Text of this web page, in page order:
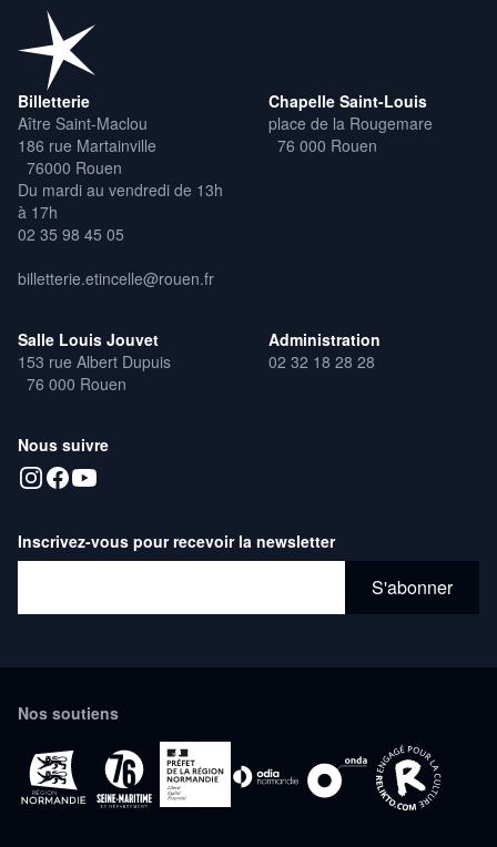
– Saison des Arts de la rue de Caen ; Chorège – CDCN Falaise
Normandie ; Art’R A Suivre Productions ; Théâtre de Châtillon.
Avec le soutien du Conseil départemental du Doubs, de la Ville
de Besançon et du Conseil général du Val d’Oise. Et en
complicité avec les services Culture et Sports de la ville de
Besançon.
Billetterie
Aître Saint-Maclou
186 rue Martainville
76000 Rouen
Du mardi au vendredi de 13h
à 17h
02 35 98 45 05
billetterie.etincelle@rouen.fr
Chapelle Saint-Louis
place de la Rougemare
76 000 Rouen
Salle Louis Jouvet
153 rue Albert Dupuis
76 000 Rouen
Administration
02 32 18 28 28
Nous suivre
Inscrivez-vous pour recevoir la newsletter
Nos soutiens